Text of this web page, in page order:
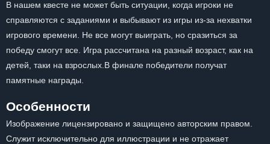
В нашем квесте не может быть ситуации, когда игроки не
справляются с заданиями и выбывают из игры из-за нехватки
игрового времени. Не все могут выиграть, но сразиться за
победу смогут все. Игра рассчитана на разный возраст, как на
детей, таки на взрослых.В финале победители получат
памятные награды.
Особенности
Изображение лицензировано и защищено авторским правом.
Служит исключительно для иллюстрации и не отражает